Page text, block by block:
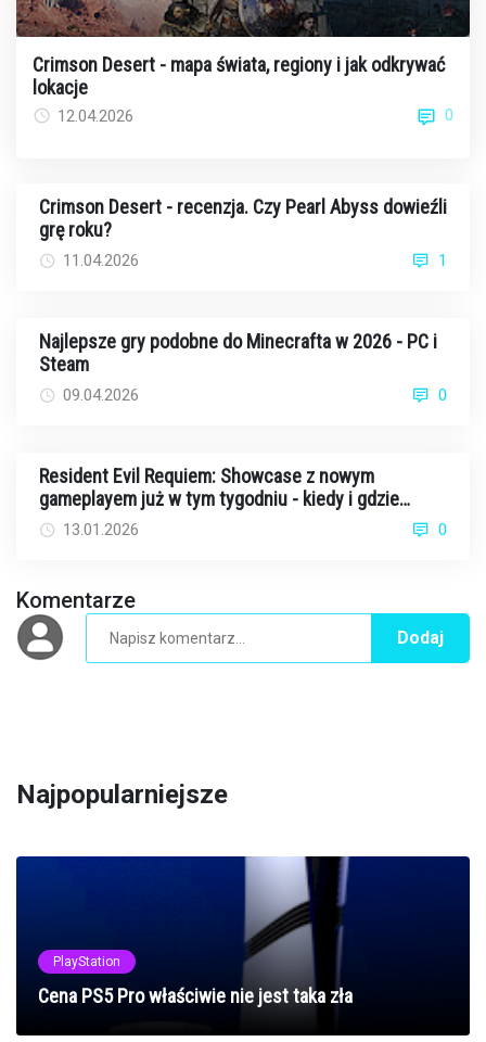
Crimson Desert - mapa świata, regiony i jak odkrywać
lokacje
12.04.2026 0
Crimson Desert - recenzja. Czy Pearl Abyss dowieźli
grę roku?
11.04.2026 1
Najlepsze gry podobne do Minecrafta w 2026 - PC i
Steam
09.04.2026 0
Resident Evil Requiem: Showcase z nowym
gameplayem już w tym tygodniu - kiedy i gdzie
oglądać?
13.01.2026 0
Komentarze
Dodaj
Najpopularniejsze
PlayStation
Cena PS5 Pro właściwie nie jest taka zła